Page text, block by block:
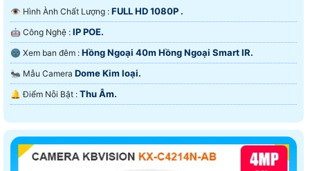
👁 Hình Ành Chất Lượng : FULL HD 1080P .
🤖️ Công Nghệ : IP POE.
🌚 Xem ban đêm : Hồng Ngoại 40m Hồng Ngoại Smart IR.
🐜 Mẫu Camera Dome Kim loại.
️🔔 Điểm Nỗi Bật : Thu Âm.